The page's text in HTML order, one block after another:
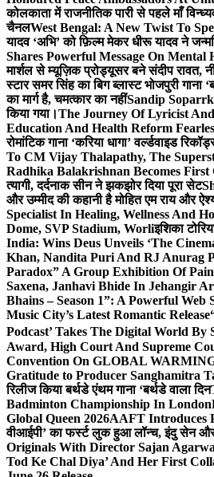
कोलकाता में राजनीतिक पारी से पहले माँ
चैनलWest Bengal: A New Twist To
यादव ‘अभि’ को फ़िल्म मेकर धीरू यादव ने
Shares Powerful Message On
मार्शल से म्यूज़िक प्रोड्यूसर बने संदीप रावत,
स्टार समर सिंह का बिग ब्लास्ट भोजपुरी
का मार्ग है, चमत्कार का नहींSandip
किया गया।The Journey Of Lyricist
Education And Health Reform
रोमांटिक गाना ‘करिया धागा’ वर्ल्डवाइड
To CM Vijay Thalapathy, The
Radhika Balakrishnan Becomes
त्यागी, दर्दनाक सीन ने झकझोर दिया पूरा सेट
और उम्मीद की कहानी है मोहित एम राय और
Specialist In Healing, Wellness And
Dome, SVP Stadium, Worliइशिका
India: Wins Deus Unveils ‘The
Khan, Nandita Puri And RJ Anurag
Paradox” A Group Exhibition Of
Saxena, Janhavi Bhide In Jehangir
Bhains – Season 1”: A Powerful
Music City’s Latest Romantic Release
Podcast’ Takes The Digital World By
Award, High Court And Supreme
Convention On GLOBAL
Gratitude to Producer Sanghamitra
रिलीज किया बर्थडे एंथम गाना ‘बर्थडे वाला दिन
Badminton Championship In London
Global Queen 2026AAFT Introduces
वीआईपी’ का फर्स्ट लुक हुआ लॉन्च, इंदु सेन
Originals With Director Sajan
Tod Ke Chal Diya’ And Her First